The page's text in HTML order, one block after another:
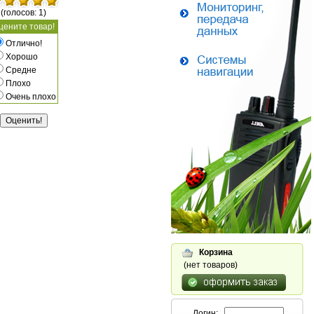
(голосов: 1)
товар!
Отлично!
Хорошо
Средне
Плохо
Очень плохо
Корзина
(нет товаров)